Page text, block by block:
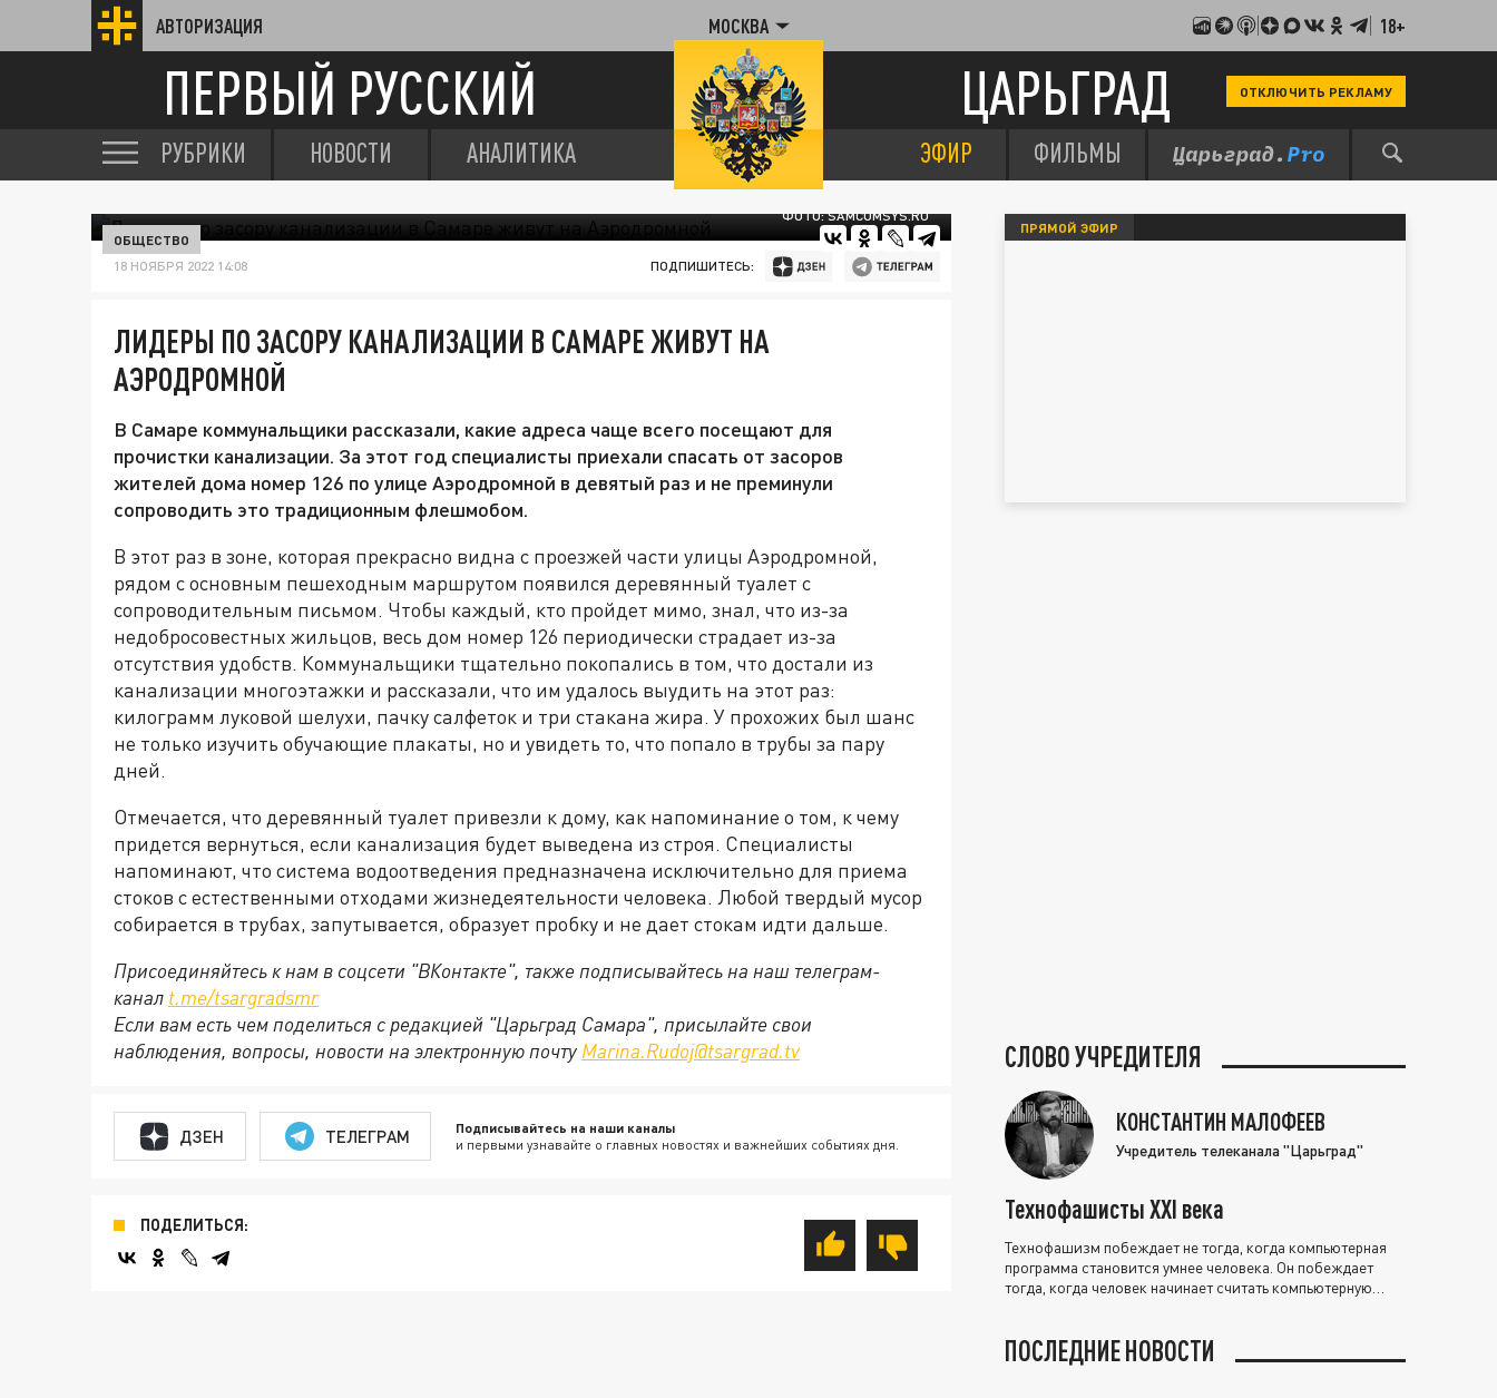
АВТОРИЗАЦИЯ МОСКВА 18+
ПЕРВЫЙ РУССКИЙ ЦАРЬГРАД ОТКЛЮЧИТЬ РЕКЛАМУ
РУБРИКИ НОВОСТИ АНАЛИТИКА ЭФИР ФИЛЬМЫ
ФОТО: SAMCOMSYS.RU
ОБЩЕСТВО
18 НОЯБРЯ 2022 14:08 ПОДПИШИТЕСЬ:
ЛИДЕРЫ ПО ЗАСОРУ КАНАЛИЗАЦИИ В САМАРЕ ЖИВУТ НА
АЭРОДРОМНОЙ
В Самаре коммунальщики рассказали, какие адреса чаще всего посещают для
прочистки канализации. За этот год специалисты приехали спасать от засоров
жителей дома номер 126 по улице Аэродромной в девятый раз и не преминули
сопроводить это традиционным флешмобом.
В этот раз в зоне, которая прекрасно видна с проезжей части улицы Аэродромной,
рядом с основным пешеходным маршрутом появился деревянный туалет с
сопроводительным письмом. Чтобы каждый, кто пройдет мимо, знал, что из-за
недобросовестных жильцов, весь дом номер 126 периодически страдает из-за
отсутствия удобств. Коммунальщики тщательно покопались в том, что достали из
канализации многоэтажки и рассказали, что им удалось выудить на этот раз:
килограмм луковой шелухи, пачку салфеток и три стакана жира. У прохожих был шанс
не только изучить обучающие плакаты, но и увидеть то, что попало в трубы за пару
дней.
Отмечается, что деревянный туалет привезли к дому, как напоминание о том, к чему
придется вернуться, если канализация будет выведена из строя. Специалисты
напоминают, что система водоотведения предназначена исключительно для приема
стоков с естественными отходами жизнедеятельности человека. Любой твердый мусор
собирается в трубах, запутывается, образует пробку и не дает стокам идти дальше.
Присоединяйтесь к нам в соцсети "ВКонтакте", также подписывайтесь на наш телеграм-
канал t.me/tsargradsmr
Если вам есть чем поделиться с редакцией "Царьград Самара", присылайте свои
наблюдения, вопросы, новости на электронную почту Marina.Rudoj@tsargrad.tv
ДЗЕН ТЕЛЕГРАМ Подписывайтесь на наши каналы
и первыми узнавайте о главных новостях и важнейших событиях дня.
ПОДЕЛИТЬСЯ:
ПРЯМОЙ ЭФИР
СЛОВО УЧРЕДИТЕЛЯ
КОНСТАНТИН МАЛОФЕЕВ
Учредитель телеканала "Царьград"
Технофашисты XXI века
Технофашизм побеждает не тогда, когда компьютерная
программа становится умнее человека. Он побеждает
тогда, когда человек начинает считать компьютерную
ПОСЛЕДНИЕ НОВОСТИ